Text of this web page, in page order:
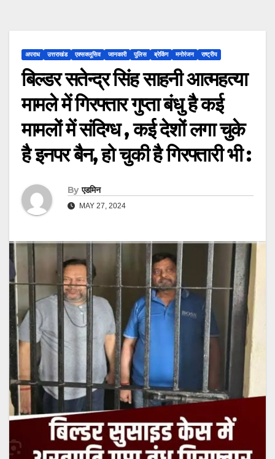
अपराध उत्तराखंड एक्सक्लूसिव जानकारी पुलिस ब्रेकिंग मनोरंजन राष्ट्रीय
बिल्डर सतेन्द्र सिंह साहनी आत्महत्या
मामले में गिरफ्तार गुप्ता बंधु है कई
मामलों में संदिग्ध , कई देशों लगा चुके
है इनपर बैन, हो चुकी है गिरफ्तारी भी :
By एडमिन
MAY 27, 2024